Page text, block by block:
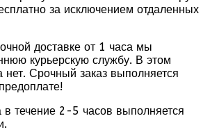
за исключением отдаленных
доставке от 1 часа мы
курьерскую службу. В этом
нет. Срочный заказ выполняется
течение 2-5 часов выполняется